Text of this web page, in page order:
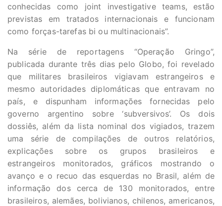
conhecidas como joint investigative teams, estão
previstas em tratados internacionais e funcionam
como forças-tarefas bi ou multinacionais”.
Na série de reportagens “Operação Gringo”,
publicada durante três dias pelo Globo, foi revelado
que militares brasileiros vigiavam estrangeiros e
mesmo autoridades diplomáticas que entravam no
país, e dispunham informações fornecidas pelo
governo argentino sobre ‘subversivos’. Os dois
dossiês, além da lista nominal dos vigiados, trazem
uma série de compilações de outros relatórios,
explicações sobre os grupos brasileiros e
estrangeiros monitorados, gráficos mostrando o
avanço e o recuo das esquerdas no Brasil, além de
informação dos cerca de 130 monitorados, entre
brasileiros, alemães, bolivianos, chilenos, americanos,